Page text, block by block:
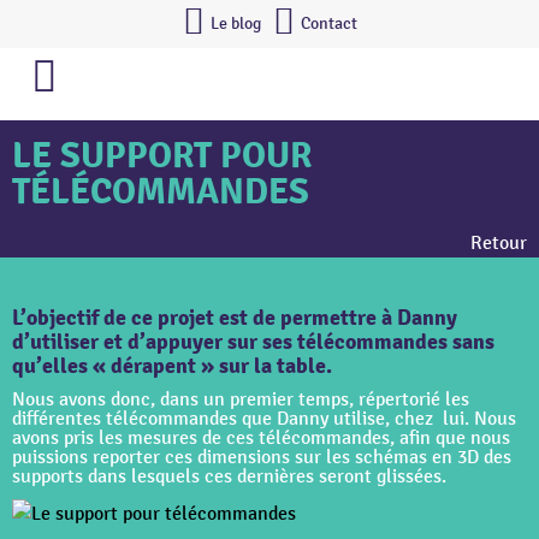
Le blog Contact
LE SUPPORT POUR
TÉLÉCOMMANDES
Retour
L’objectif de ce projet est de permettre à Danny
d’utiliser et d’appuyer sur ses télécommandes sans
qu’elles « dérapent » sur la table.
Nous avons donc, dans un premier temps, répertorié les
différentes télécommandes que Danny utilise, chez lui. Nous
avons pris les mesures de ces télécommandes, afin que nous
puissions reporter ces dimensions sur les schémas en 3D des
supports dans lesquels ces dernières seront glissées.